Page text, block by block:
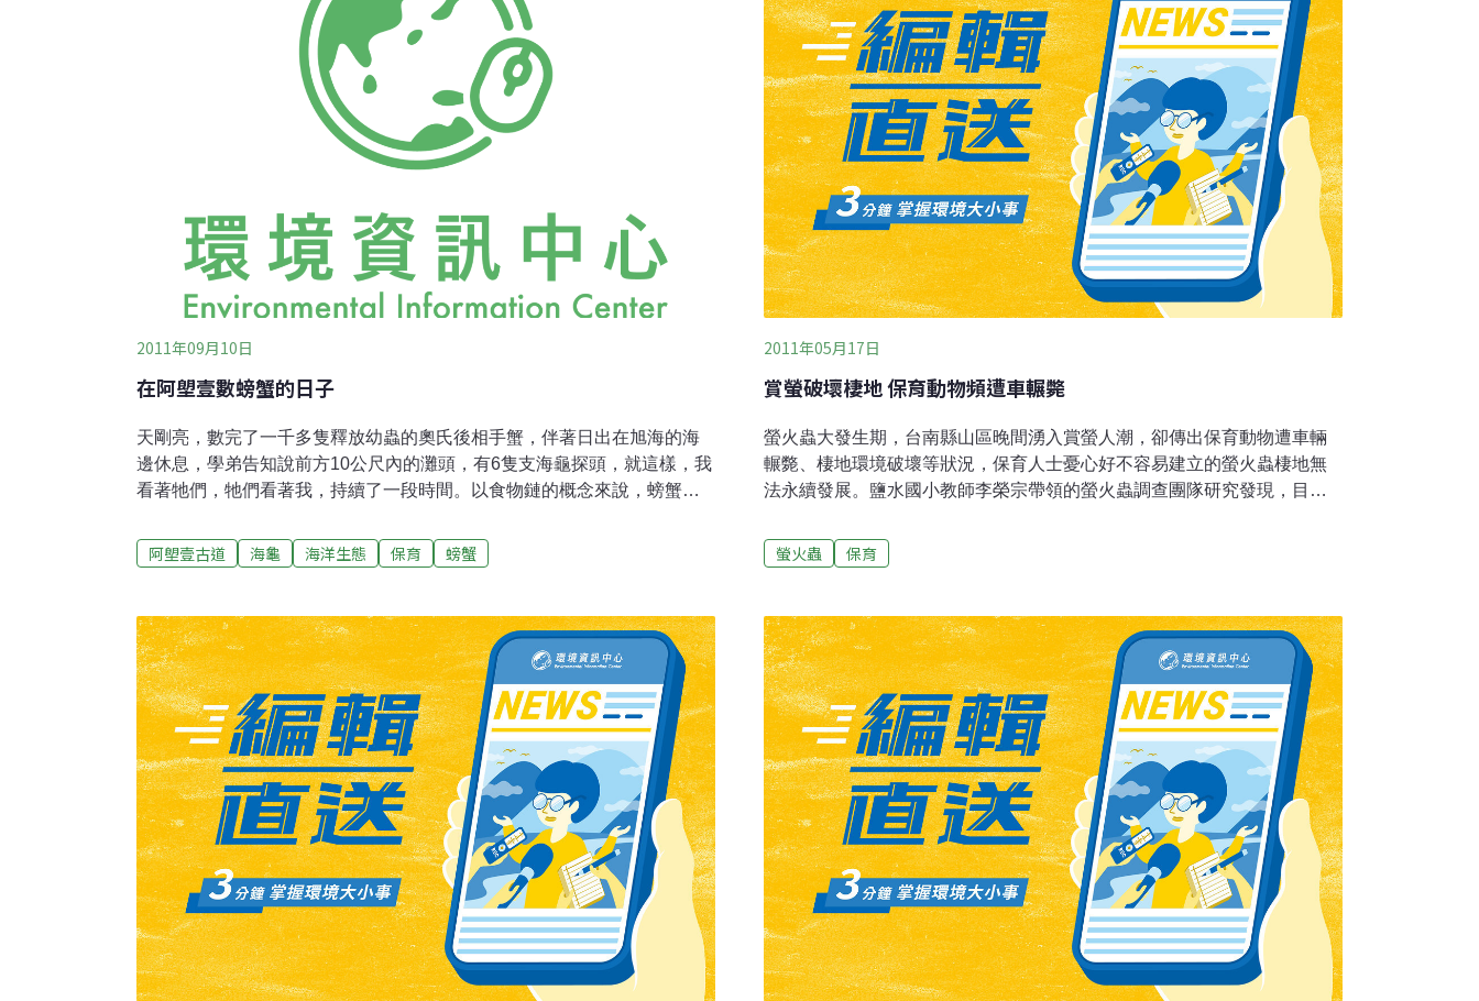
塔（Batad）圓形劇場狀梯田修復工
2011年09月10日
在阿塱壹數螃蟹的日子
天剛亮，數完了一千多隻釋放幼蟲的奧氏後相手蟹，伴著日出在旭海的海
邊休息，學弟告知說前方10公尺內的灘頭，有6隻支海龜探頭，就這樣，我
看著牠們，牠們看著我，持續了一段時間。以食物鏈的概念來說，螃蟹幼
龜吃魚蝦是較高階的生物。海龜能夠存活，就表示有足夠的食物來源。海
龜會對食物鏈下一層進行捕食干擾，依據中度干擾假說(Intermediate
種間互相競爭增加，進而使得物種數變少，漁獲種類也會變得單調。物種
間競爭後的優勢漁獲族群，到底是高價漁獲？還是低經濟漁獲？另外，需
要考慮的是，部分魚類族群的消失、單一化，將使得漁獲可以捕撈的季節
變少。現在古道要開通地區的生態特殊之處是海灘與海岸林相連無公路區
隔，也就是說，相較於台灣其他海域，這裡的螃蟹在繁殖季節
阿塱壹古道 海龜 海洋生態 保育 螃蟹
2011年05月17日
賞螢破壞棲地 保育動物頻遭車輾斃
螢火蟲大發生期，台南縣山區晚間湧入賞螢人潮，卻傳出保育動物遭車輛
輾斃、棲地環境破壞等狀況，保育人士憂心好不容易建立的螢火蟲棲地無
法永續發展。鹽水國小教師李榮宗帶領的螢火蟲調查團隊研究發現，目前
為主、關子嶺山區與東山仙公廟山區以黑翅螢為主、烏山頭水庫山區以水
生螢為主、新化林場以台灣窗螢為主、梅嶺以黑翅螢為主、曾文水庫山區
黃胸黑翅螢，在南台灣7縣市為僅存，有「西拉雅之寶」稱號。每年4月起
為螢火蟲大發生期，約為期1個月，除官方舉辦的梅嶺賞螢活動吸引大批民
眾參加外，西拉雅國家風景區的山區在夜間也常見不少民眾揪團賞螢。雖
然有在地民眾帶路，然多非專業賞螢導覽，加上車輛穿梭山區狹小的產業
道路，以致靜謐的山區常聞鼎沸人聲，更慘的是，隔日早上常會看見龜殼
花、雨傘節、樹蛙等保育動物
螢火蟲 保育